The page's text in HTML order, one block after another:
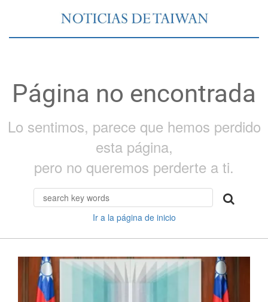
Página no encontrada
Lo sentimos, parece que hemos perdido
esta página,
pero no queremos perderte a ti.
Ir a la página de inicio